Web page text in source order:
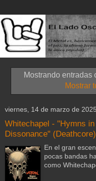
Mostrando entradas
Mostrar
viernes, 14 de marzo de 2025
Whitechapel - "Hymns in
Dissonance" (Deathcore)
En el gran
pocas bandas
como